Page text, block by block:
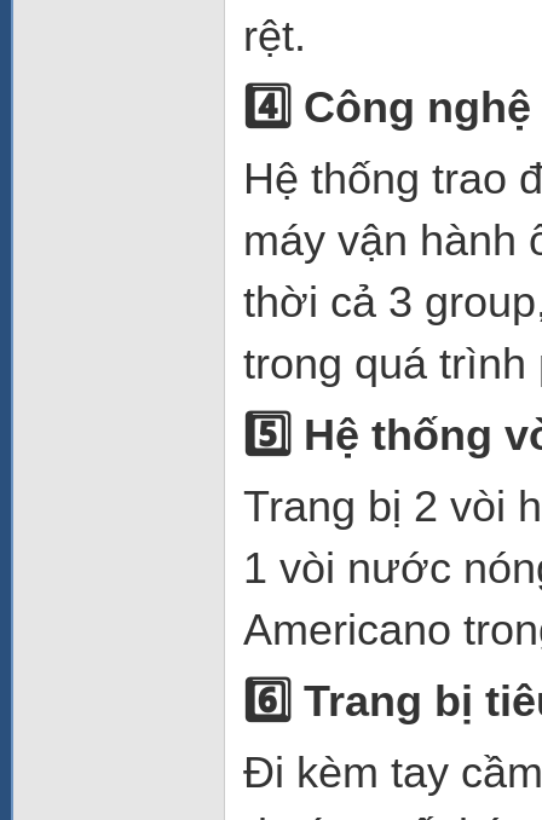
rệt.
4️ Công
Hệ thống trao
máy vận hành
thời cả 3
trong quá trình
5️ Hệ thống
Trang bị 2 vòi
1 vòi nước
Americano
6️ Trang bị
Đi kèm tay